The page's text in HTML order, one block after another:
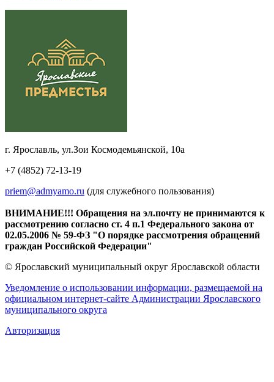
г. Ярославль, ул.Зои Космодемьянской, 10а
+7 (4852) 72-13-19
priem@admyamo.ru (для служебного пользования)
ВНИМАНИЕ!!! Обращения на эл.почту не принимаются к
рассмотрению согласно ст. 4 п.1 Федерального закона от
02.05.2006 № 59-ФЗ "О порядке рассмотрения обращений
граждан Российской Федерации"
© Ярославский муниципальный округ Ярославской области
Уведомление о использовании информации, размещаемой на
официальном интернет-сайте Администрации Ярославского
муниципального округа
Авторизация